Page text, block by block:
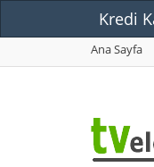
Ana Sayfa
Kredi